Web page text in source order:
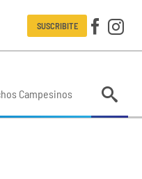
SUSCRIBITE
Campesinos